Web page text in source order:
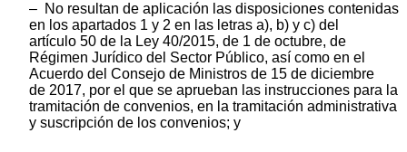
– No resultan de aplicación las disposiciones contenidas
en los apartados 1 y 2 en las letras a), b) y c) del
artículo 50 de la Ley 40/2015, de 1 de octubre, de
Régimen Jurídico del Sector Público, así como en el
Acuerdo del Consejo de Ministros de 15 de diciembre
de 2017, por el que se aprueban las instrucciones para la
tramitación de convenios, en la tramitación administrativa
y suscripción de los convenios; y